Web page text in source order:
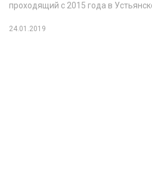
проходящий с 2015 года в
24.01.2019